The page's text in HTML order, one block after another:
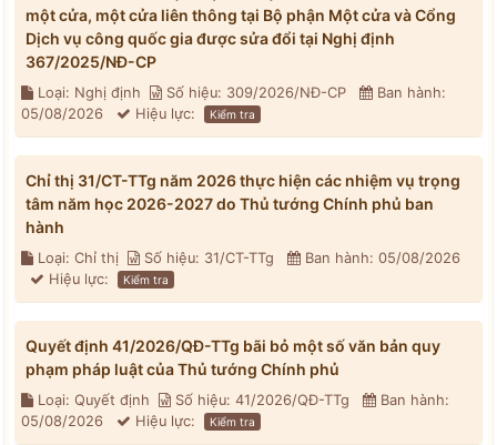
một cửa, một cửa liên thông tại Bộ phận Một cửa và Cổng
Dịch vụ công quốc gia được sửa đổi tại Nghị định
367/2025/NĐ-CP
Loại: Nghị định Số hiệu: 309/2026/NĐ-CP
Ban hành:
05/08/2026
Hiệu lực: Kiểm tra
Chỉ thị 31/CT-TTg năm 2026 thực hiện các nhiệm vụ trọng
tâm năm học 2026-2027 do Thủ tướng Chính phủ ban
hành
Loại: Chỉ thị Số hiệu: 31/CT-TTg
Ban hành: 05/08/2026
Hiệu lực:
Kiểm tra
Quyết định 41/2026/QĐ-TTg bãi bỏ một số văn bản quy
phạm pháp luật của Thủ tướng Chính phủ
Loại: Quyết định Số hiệu: 41/2026/QĐ-TTg
Ban hành:
05/08/2026
Hiệu lực: Kiểm tra